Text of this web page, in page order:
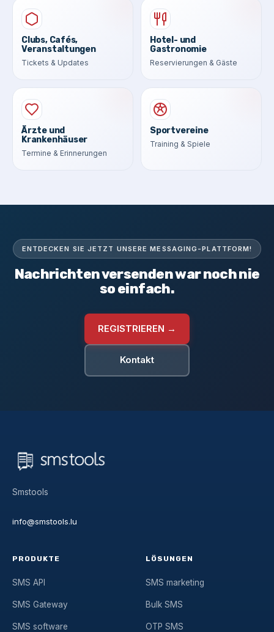
Clubs, Cafés,
Veranstaltungen
Tickets & Updates
Hotel- und
Gastronomie
Reservierungen & Gäste
Ärzte und
Krankenhäuser
Termine & Erinnerungen
Sportvereine
Training & Spiele
ENTDECKEN SIE JETZT UNSERE MESSAGING-PLATTFORM!
Nachrichten versenden war noch nie
so einfach.
REGISTRIEREN →
Kontakt
Smstools
info@smstools.lu
PRODUKTE
SMS API
SMS Gateway
SMS software
LÖSUNGEN
SMS marketing
Bulk SMS
OTP SMS